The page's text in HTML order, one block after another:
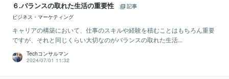
６.バランスの取れた生活の重要性
記事
ビジネス・マーケティング
キャリアの構築において、仕事のスキルや経験を積むことはもちろん重要
ですが、それと同じくらい大切なのがバランスの取れた生活...
Techコンサルマン
2024/07/01 11:32